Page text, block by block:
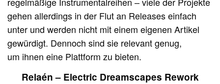
gehen allerdings in der Flut an Releases einfach
unter und werden nicht mit einem eigenen Artikel
gewürdigt. Dennoch sind sie relevant genug,
um ihnen eine Plattform zu bieten.
Relaén – Electric Dreamscapes Rework